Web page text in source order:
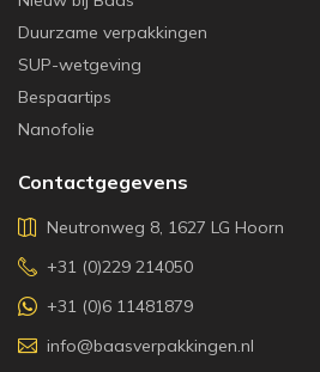
Duurzame verpakkingen
SUP-wetgeving
Bespaartips
Nanofolie
Contactgegevens
Neutronweg 8, 1627 LG Hoorn
+31 (0)229 214050
+31 (0)6 11481879
info@baasverpakkingen.nl